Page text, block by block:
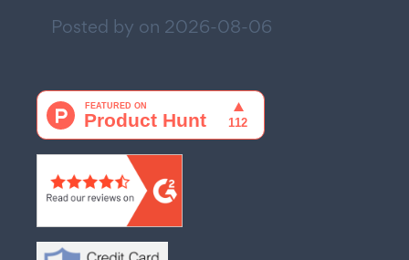
Posted by on 2026-08-06